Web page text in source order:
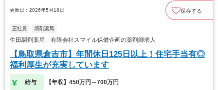
更新日：2026年5月18日 保存する
正社員 調剤薬局
生田調剤薬局 有限会社スマイル保健企画の薬剤師求人
【鳥取県倉吉市】年間休日125日以上！住宅手当有◎
福利厚生が充実しています
給与 【年収】450万円～700万円